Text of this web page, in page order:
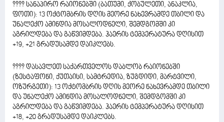
???? სანაპირო რაიონებში (ბათუმი, ქობულეთი, ანაკლია,
ფოთი): 13 ოქტომბრის დღის მეორე ნახევრამდე თბილი და
უნალექო ამინდია მოსალოდნელი, შემდგომში კი
აგრილდება და გაწვიმდება. ჰაერის ტემპერატურა დღისით
+19, +21 გრადუსამდე დაიკლებს.
???? დასავლეთ საქართველოს დაბლობ რაიონებში
(ზესტაფონი, ქუთაისი, სამტრედია, ზუგდიდი, მარტვილი,
ოზურგეთი): 13 ოქტომბრის დღის მეორე ნახევრამდე თბილი
და უნალექო ამინდია მოსალოდნელი, შემდგომში კი
აგრილდება და გაწვიმდება. ჰაერის ტემპერატურა დღისით
+18, +20 გრადუსამდე დაიკლებს.